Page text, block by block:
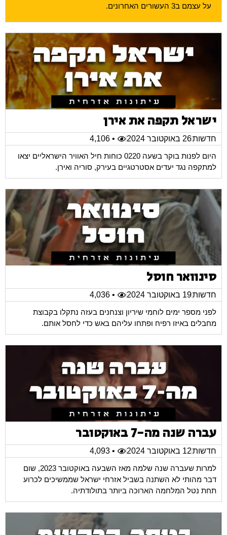
על עצמם ב3 העשורים האחרונים.
ישראל תקפה את אירן
חדשות26 באוקטובר 2024
• 4,106
היום לפנות בוקר בשעה 0220 כוחות חיל האוויר הישראליים יצאו
למתקפה נגד יעדים אסטרטגיים בעירק, סוריה ואירן.
סינוואר חוסל
חדשות19 באוקטובר 2024
• 4,036
לפני מספר ימים לוחמי שיריון וצנחנים בעזה נתקלו בקבוצת
מחבלים באיזו רפיח ופתחו עליהם באש כדי לחסל אותם.
עברה שנה מה-7 באוקטובר
חדשות12 באוקטובר 2024
• 4,093
למרות שעברה שנה שלמה מאז השבעה באוקטובר 2023, שום
דבר מהותי לא השתנה בשביל אזרחי ישראל שממשיכים לכרוע
תחת נטל המלחמה הארוכה ביותר בתולודתיה.